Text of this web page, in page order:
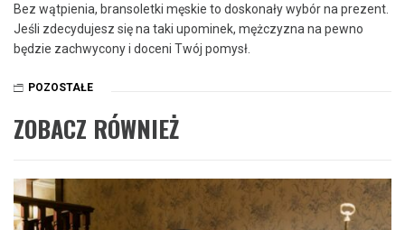
Bez wątpienia, bransoletki męskie to doskonały wybór na prezent.
Jeśli zdecydujesz się na taki upominek, mężczyzna na pewno
będzie zachwycony i doceni Twój pomysł.
POZOSTAŁE
ZOBACZ RÓWNIEŻ